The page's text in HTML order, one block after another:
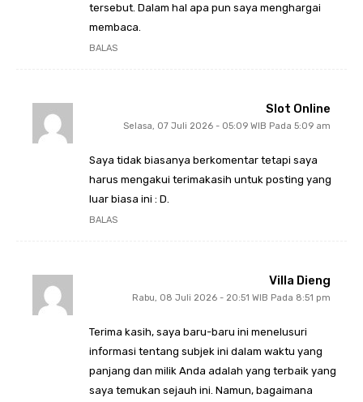
tersebut. Dalam hal apa pun saya menghargai
membaca.
BALAS
Slot Online
Selasa, 07 Juli 2026 - 05:09 WIB Pada 5:09 am
Saya tidak biasanya berkomentar tetapi saya
harus mengakui terimakasih untuk posting yang
luar biasa ini : D.
BALAS
Villa Dieng
Rabu, 08 Juli 2026 - 20:51 WIB Pada 8:51 pm
Terima kasih, saya baru-baru ini menelusuri
informasi tentang subjek ini dalam waktu yang
panjang dan milik Anda adalah yang terbaik yang
saya temukan sejauh ini. Namun, bagaimana